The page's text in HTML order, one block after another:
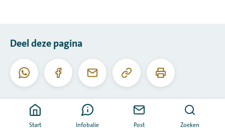
Start Infobalie Post Zoeken
Deel deze pagina
WhatsappFacebookE-
Kopieer
deze
Print
deze